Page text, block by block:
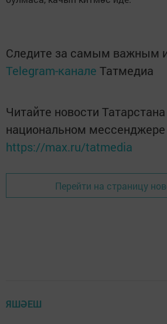
Следите за самым важным
Telegram-канале Татмедиа
Читайте новости
национальном
https://max.ru/tatmedia
Перейти на страницу
ЯШӘЕШ